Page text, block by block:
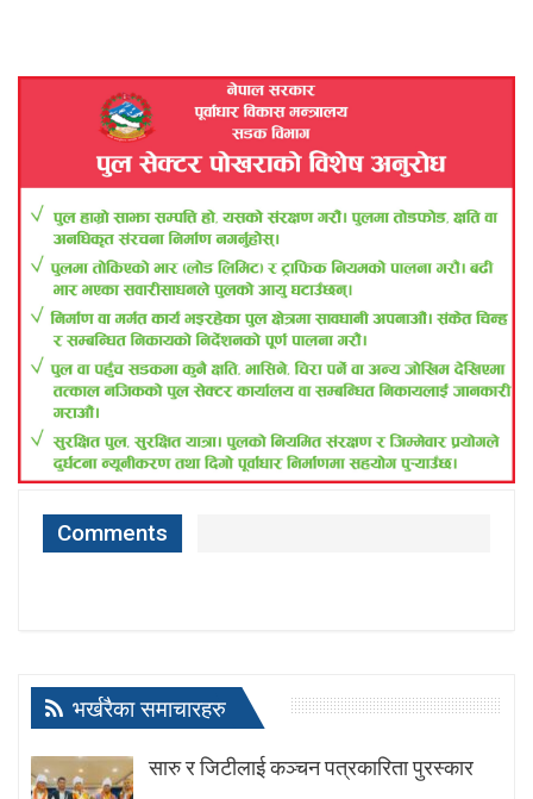
Comments
भर्खरैका समाचारहरु
सारु र जिटीलाई कञ्चन पत्रकारिता पुरस्कार